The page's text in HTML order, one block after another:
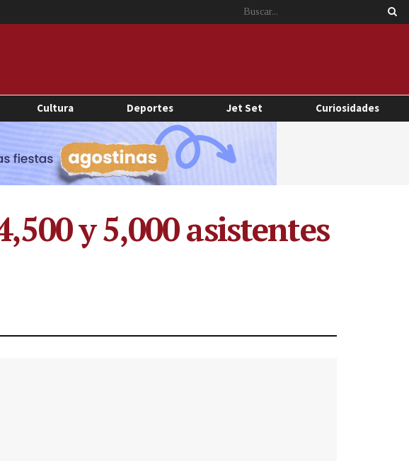
Cultura Deportes Jet Set Curiosidades
y 5,000 asistentes